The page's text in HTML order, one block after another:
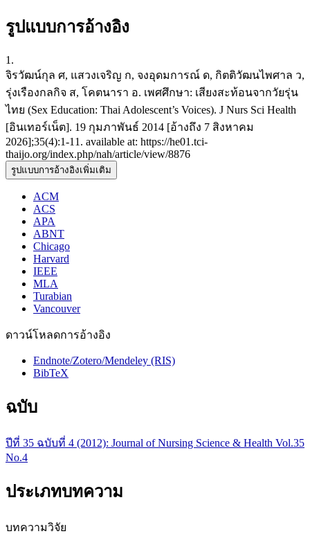
รูปแบบการอ้างอิง
1.
จิรวัฒน์กุล ศ, แสวงเจริญ ก, จงอุดมการณ์ ด, กิตติวัฒนไพศาล ว,
รุ่งเรืองกลกิจ ส, โคตนารา อ. เพศศึกษา: เสียงสะท้อนจากวัยรุ่น
ไทย (Sex Education: Thai Adolescent’s Voices). J Nurs Sci Health
[อินเทอร์เน็ต]. 19 กุมภาพันธ์ 2014 [อ้างถึง 7 สิงหาคม
2026];35(4):1-11. available at: https://he01.tci-
thaijo.org/index.php/nah/article/view/8876
รูปแบบการอ้างอิงเพิ่มเติม
ACM
ACS
APA
ABNT
Chicago
Harvard
IEEE
MLA
Turabian
Vancouver
ดาวน์โหลดการอ้างอิง
Endnote/Zotero/Mendeley (RIS)
BibTeX
ฉบับ
ปีที่ 35 ฉบับที่ 4 (2012): Journal of Nursing Science & Health Vol.35
No.4
ประเภทบทความ
บทความวิจัย